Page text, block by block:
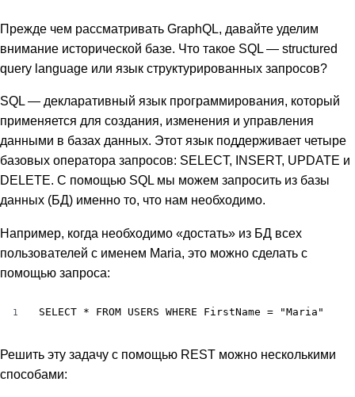
Прежде чем рассматривать GraphQL, давайте уделим
внимание исторической базе. Что такое SQL — structured
query language или язык структурированных запросов?
SQL — декларативный язык программирования, который
применяется для создания, изменения и управления
данными в базах данных. Этот язык поддерживает четыре
базовых оператора запросов: SELECT, INSERT, UPDATE и
DELETE. С помощью SQL мы можем запросить из базы
данных (БД) именно то, что нам необходимо.
Например, когда необходимо «достать» из БД всех
пользователей с именем Maria, это можно сделать с
помощью запроса:
1 SELECT * FROM USERS WHERE FirstName = "Maria"
Решить эту задачу с помощью REST можно несколькими
способами: